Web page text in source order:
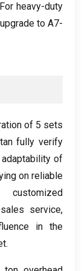
For heavy-duty
to A7-
of5 sets
fully verify
of
on reliable
customized
service,
in the
.